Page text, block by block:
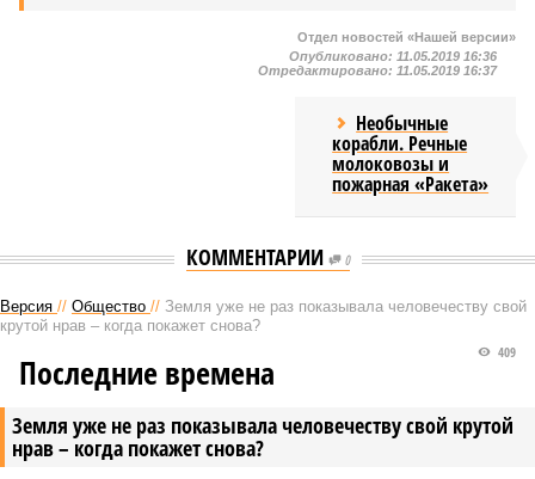
Отдел новостей «Нашей версии»
Опубликовано: 11.05.2019 16:36
Отредактировано: 11.05.2019 16:37
Необычные
корабли. Речные
молоковозы и
пожарная «Ракета»
КОММЕНТАРИИ 0
Версия // Общество // Земля уже не раз показывала человечеству свой
крутой нрав – когда покажет снова?
Земля уже не раз показывала человечеству свой крутой
нрав – когда покажет снова?
409
Последние времена